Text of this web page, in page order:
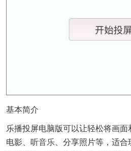
基本简介
乐播投屏电脑版可以让轻松将画
电影、听音乐 、分享照片等，适